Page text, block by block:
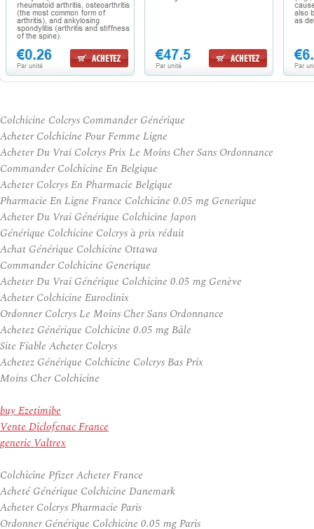
Colchicine Colcrys Commander Générique
Acheter Colchicine Pour Femme Ligne
Acheter Du Vrai Colcrys Prix Le Moins Cher Sans Ordonnance
Commander Colchicine En Belgique
Acheter Colcrys En Pharmacie Belgique
Pharmacie En Ligne France Colchicine 0.05 mg Generique
Acheter Du Vrai Générique Colchicine Japon
Générique Colchicine Colcrys à prix réduit
Achat Générique Colchicine Ottawa
Commander Colchicine Generique
Acheter Du Vrai Générique Colchicine 0.05 mg Genève
Acheter Colchicine Euroclinix
Ordonner Colcrys Le Moins Cher Sans Ordonnance
Achetez Générique Colchicine 0.05 mg Bâle
Site Fiable Acheter Colcrys
Achetez Générique Colchicine Colcrys Bas Prix
Moins Cher Colchicine
buy Ezetimibe
Vente Diclofenac France
generic Valtrex
Colchicine Pfizer Acheter France
Acheté Générique Colchicine Danemark
Acheter Colcrys Pharmacie Paris
Ordonner Générique Colchicine 0.05 mg Paris